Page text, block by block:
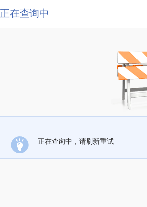
正在查询中
正在查询中，请刷新重试